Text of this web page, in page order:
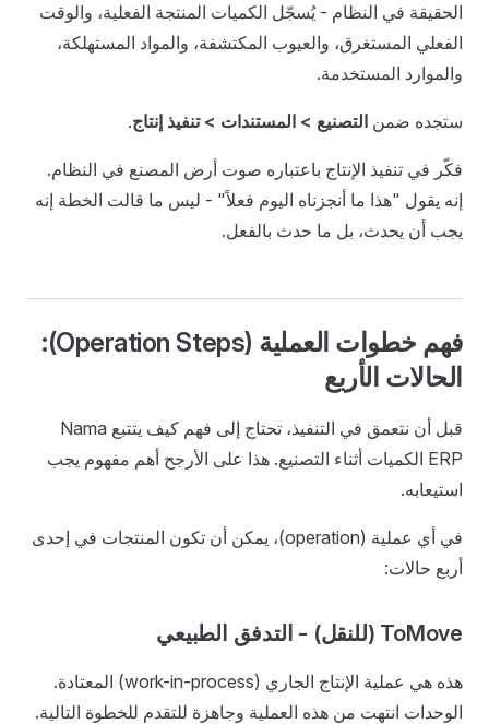
الحقيقة في النظام - يُسجّل الكميات المنتجة الفعلية، والوقت
الفعلي المستغرق، والعيوب المكتشفة، والمواد المستهلكة،
والموارد المستخدمة.
ستجده ضمن التصنيع > المستندات > تنفيذ إنتاج.
فكّر في تنفيذ الإنتاج باعتباره صوت أرض المصنع في النظام.
إنه يقول "هذا ما أنجزناه اليوم فعلاً" - ليس ما قالت الخطة إنه
يجب أن يحدث، بل ما حدث بالفعل.
فهم خطوات العملية (Operation Steps):
الحالات الأربع
قبل أن نتعمق في التنفيذ، تحتاج إلى فهم كيف يتتبع Nama
ERP الكميات أثناء التصنيع. هذا على الأرجح أهم مفهوم يجب
استيعابه.
في أي عملية (operation)، يمكن أن تكون المنتجات في إحدى
أربع حالات:
ToMove (للنقل) - التدفق الطبيعي
هذه هي عملية الإنتاج الجاري (work-in-process) المعتادة.
الوحدات انتهت من هذه العملية وجاهزة للتقدم للخطوة التالية.